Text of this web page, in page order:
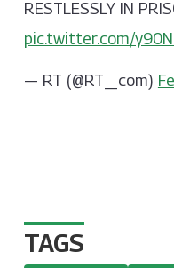
RESTLESSLY IN
pic.twitter.com/
— RT (@RT_com)
TAGS